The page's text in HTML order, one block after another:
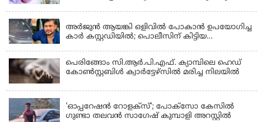
അർജുൻ ആയങ്കി ഒളിവിൽ പോകാൻ ഉപയോഗിച്ച
കാർ കസ്റ്റഡിയിൽ; പൊലീസിന് കിട്ടിയ
പെരിങ്ങോം സി.ആർ.പി.എഫ്. ക്യാമ്പിലെ ഹെഡ്
കോൺസ്റ്റബിൾ ക്വാർട്ടേഴ്സിൽ മരിച്ച നിലയിൽ
'ഓപ്പറേഷൻ റോളക്സ്'; പോക്സോ കേസിൽ
ഗുണ്ടാ തലവൻ സാഗേഷ് കുമ്പാളി അറസ്റ്റിൽ